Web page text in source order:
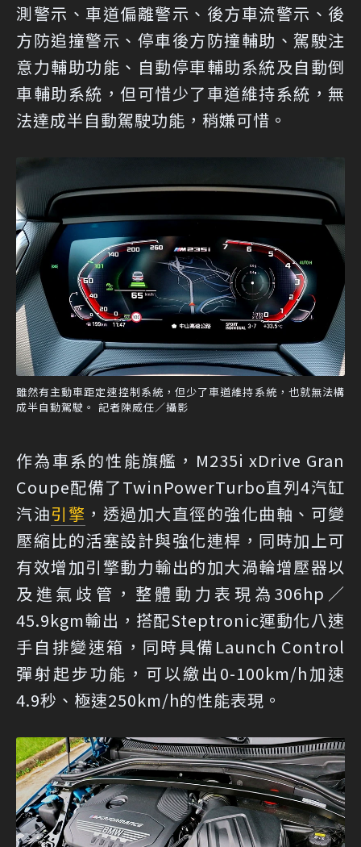
測警示、車道偏離警示、後方車流警示、後
方防追撞警示、停車後方防撞輔助、駕駛注
意力輔助功能、自動停車輔助系統及自動倒
車輔助系統，但可惜少了車道維持系統，無
法達成半自動駕駛功能，稍嫌可惜。
雖然有主動車距定速控制系統，但少了車道維持系統，也就無法構
成半自動駕駛。 記者陳威任／攝影
作為車系的性能旗艦，M235i xDrive Gran
Coupe配備了TwinPowerTurbo直列4汽缸
汽油引擎 ，透過加大直徑的強化曲軸、可變
壓縮比的活塞設計與強化連桿，同時加上可
有效增加引擎動力輸出的加大渦輪增壓器以
及進氣歧管，整體動力表現為306hp／
45.9kgm輸出，搭配Steptronic運動化八速
手自排變速箱，同時具備Launch Control
彈射起步功能，可以繳出0-100km/h加速
4.9秒、極速250km/h的性能表現。